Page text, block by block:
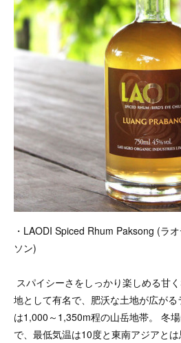
・LAODI Spiced Rhum Paksong (ラ
ソン)
スパイシーさをしっかり楽しめる甘
地として有名で、肥沃な土地が広が
は1,000～1,350m程の山岳地帯。 冬
で、最低気温は10度と東南アジアと